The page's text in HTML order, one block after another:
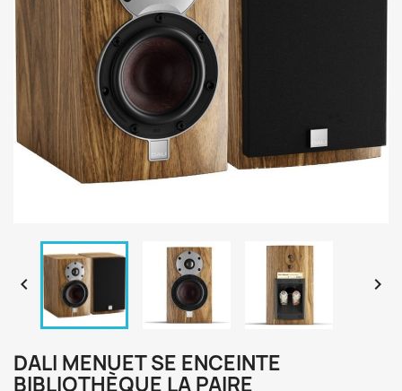
 
DALI MENUET SE ENCEINTE
BIBLIOTHÈQUE LA PAIRE